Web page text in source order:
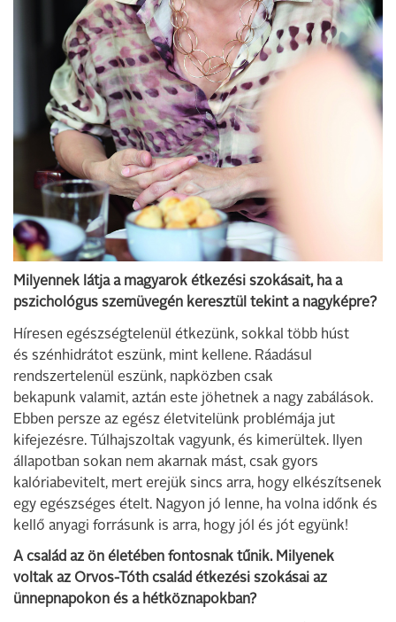
Milyennek látja a magyarok étkezési szokásait, ha a
pszichológus szemüvegén keresztül tekint a nagyképre?
Híresen egészségtelenül étkezünk, sokkal több húst
és szénhidrátot eszünk, mint kellene. Ráadásul
rendszertelenül eszünk, napközben csak
bekapunk valamit, aztán este jöhetnek a nagy zabálások.
Ebben persze az egész életvitelünk problémája jut
kifejezésre. Túlhajszoltak vagyunk, és kimerültek. Ilyen
állapotban sokan nem akarnak mást, csak gyors
kalóriabevitelt, mert erejük sincs arra, hogy elkészítsenek
egy egészséges ételt. Nagyon jó lenne, ha volna időnk és
kellő anyagi forrásunk is arra, hogy jól és jót együnk!
A család az ön életében fontosnak tűnik. Milyenek
voltak az Orvos-Tóth család étkezési szokásai az
ünnepnapokon és a hétköznapokban?